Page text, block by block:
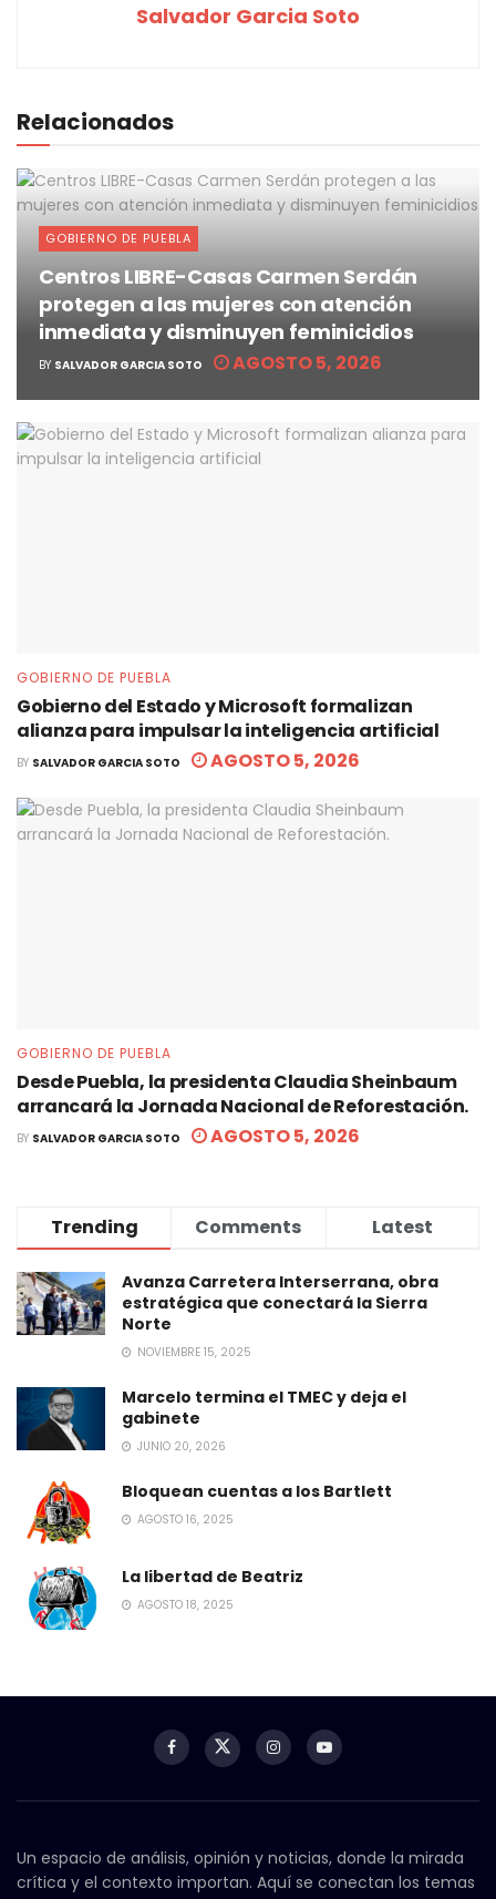
Salvador Garcia Soto
Relacionados
GOBIERNO DE PUEBLA
Centros LIBRE-Casas Carmen Serdán
protegen a las mujeres con atención
inmediata y disminuyen feminicidios
BY SALVADOR GARCIA SOTO AGOSTO 5, 2026
GOBIERNO DE PUEBLA
Gobierno del Estado y Microsoft formalizan
alianza para impulsar la inteligencia artificial
BY SALVADOR GARCIA SOTO AGOSTO 5, 2026
GOBIERNO DE PUEBLA
Desde Puebla, la presidenta Claudia Sheinbaum
arrancará la Jornada Nacional de Reforestación.
BY SALVADOR GARCIA SOTO AGOSTO 5, 2026
Trending Comments Latest
Avanza Carretera Interserrana, obra
estratégica que conectará la Sierra
Norte
NOVIEMBRE 15, 2025
Marcelo termina el TMEC y deja el
gabinete
JUNIO 20, 2026
Bloquean cuentas a los Bartlett
AGOSTO 16, 2025
La libertad de Beatriz
AGOSTO 18, 2025
Un espacio de análisis, opinión y noticias, donde la mirada
crítica y el contexto importan. Aquí se conectan los temas